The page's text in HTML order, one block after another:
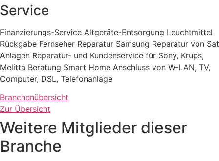
Service
Finanzierungs-Service Altgeräte-Entsorgung Leuchtmittel
Rückgabe Fernseher Reparatur Samsung Reparatur von Sat
Anlagen Reparatur- und Kundenservice für Sony, Krups,
Melitta Beratung Smart Home Anschluss von W-LAN, TV,
Computer, DSL, Telefonanlage
Branchenübersicht
Zur Übersicht
Weitere Mitglieder dieser
Branche